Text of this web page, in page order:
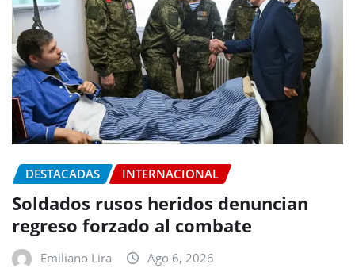
DESTACADAS INTERNACIONAL
Soldados rusos heridos denuncian
regreso forzado al combate
Emiliano Lira Ago 6, 2026